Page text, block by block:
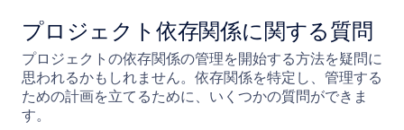
プロジェクト依存関係に関する質問
プロジェクトの依存関係の管理を開始する方法を疑問に
思われるかもしれません。依存関係を特定し、管理する
ための計画を立てるために、いくつかの質問ができま
す。